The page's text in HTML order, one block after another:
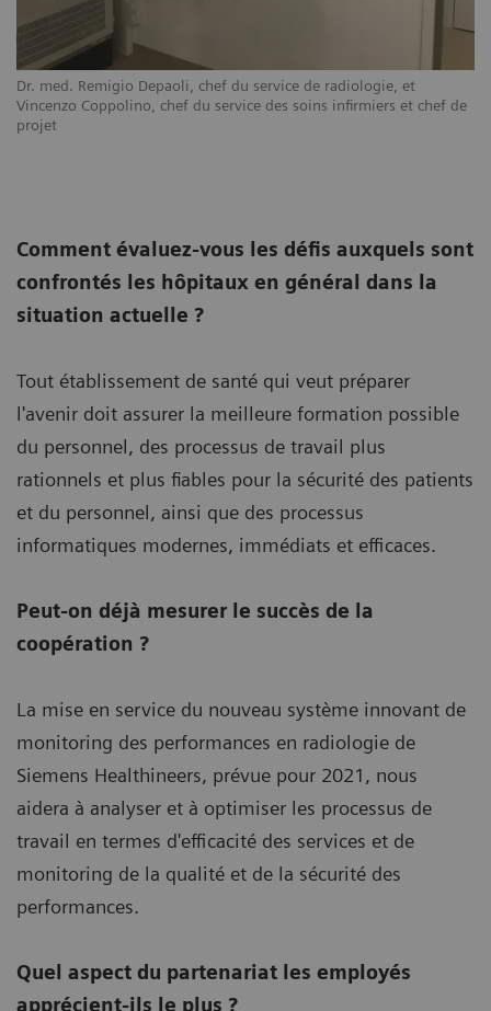
Dr. med. Remigio Depaoli, chef du service de radiologie, et
Vincenzo Coppolino, chef du service des soins infirmiers et chef de
projet
Comment évaluez-vous les défis auxquels sont
confrontés les hôpitaux en général dans la
situation actuelle ?
Tout établissement de santé qui veut préparer
l'avenir doit assurer la meilleure formation possible
du personnel, des processus de travail plus
rationnels et plus fiables pour la sécurité des patients
et du personnel, ainsi que des processus
informatiques modernes, immédiats et efficaces.
Peut-on déjà mesurer le succès de la
coopération ?
La mise en service du nouveau système innovant de
monitoring des performances en radiologie de
Siemens Healthineers, prévue pour 2021, nous
aidera à analyser et à optimiser les processus de
travail en termes d'efficacité des services et de
monitoring de la qualité et de la sécurité des
performances.
Quel aspect du partenariat les employés
apprécient-ils le plus ?